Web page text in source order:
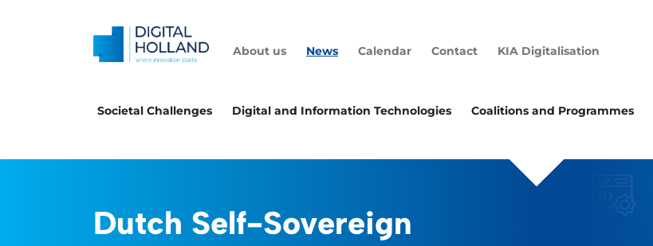
About us News Calendar Contact KIA Digitalisation
Societal Challenges Digital and Information Technologies Coalitions and Programmes
Dutch Self-Sovereign